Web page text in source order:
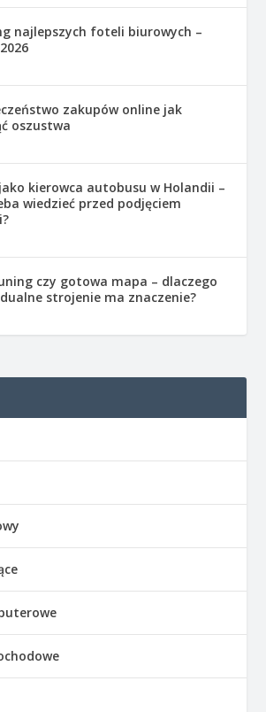
najlepszych foteli biurowych –
zakupów online jak
oszustwa
kierowca autobusu w Holandii –
wiedzieć przed podjęciem
czy gotowa mapa – dlaczego
strojenie ma znaczenie?